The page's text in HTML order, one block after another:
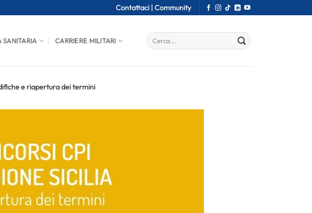
Contattaci | Community
SANITARIA CARRIERE MILITARI
e riapertura dei termini